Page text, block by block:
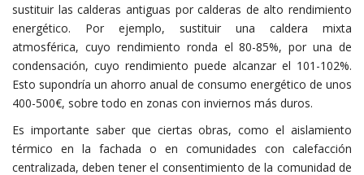
sustituir las calderas antiguas por calderas de alto rendimiento
energético. Por ejemplo, sustituir una caldera mixta
atmosférica, cuyo rendimiento ronda el 80-85%, por una de
condensación, cuyo rendimiento puede alcanzar el 101-102%.
Esto supondría un ahorro anual de consumo energético de unos
400-500€, sobre todo en zonas con inviernos más duros.
Es importante saber que ciertas obras, como el aislamiento
térmico en la fachada o en comunidades con calefacción
centralizada, deben tener el consentimiento de la comunidad de